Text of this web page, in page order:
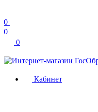
0
0
0
Кабинет